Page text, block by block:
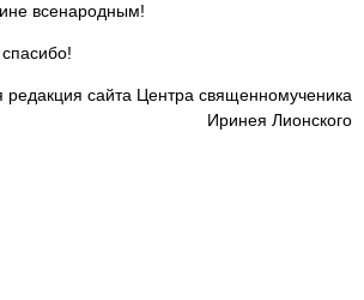
всенародным!
редакция сайта Центра священномученика
Иринея Лионского